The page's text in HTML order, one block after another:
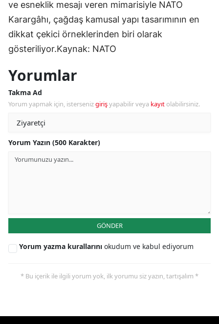
ve esneklik mesajı veren mimarisiyle NATO
Karargâhı, çağdaş kamusal yapı tasarımının en
dikkat çekici örneklerinden biri olarak
gösteriliyor.Kaynak: NATO
Yorumlar
Takma Ad
Yorum yapmak için, istersenizgirişyapabilir veya kayıt olabilirsiniz.
Yorum Yazın (500 Karakter)
GÖNDER
Yorum yazma kurallarını okudum ve kabul ediyorum
* Bu içerik ile ilgili yorum yok, ilk yorumu siz yazın, tartışalım *